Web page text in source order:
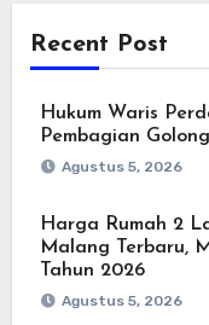
Recent Post
Hukum Waris
Pembagian
Agustus 5, 2026
Harga Rumah 2
Malang Terbaru,
Tahun 2026
Agustus 5, 2026